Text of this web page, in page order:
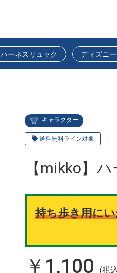
ハーネスリュック ディズニー
キャラクター
送料無料ライン対象
【mikko】
持ち歩き用に
￥1,100
(税